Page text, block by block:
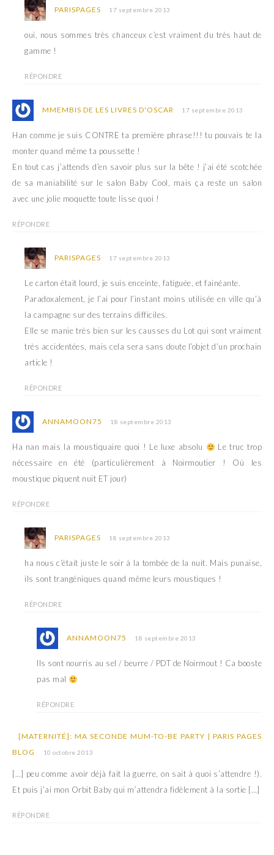
PARISPAGES 17 septembre 2013
oui, nous sommes très chanceux c’est vraiment du très haut de
gamme !
RÉPONDRE
MMEMBIS DE LES LIVRES D'OSCAR 17 septembre 2013
Han comme je suis CONTRE ta première phrase!!! tu pouvais te la
monter quand même ta poussette !
En tout cas j’attends d’en savoir plus sur la bête ! j’ai été scotchée
de sa maniabilité sur le salon Baby Cool, mais ça reste un salon
avec une jolie moquette toute lisse quoi !
RÉPONDRE
PARISPAGES 17 septembre 2013
Le carton était lourd, je suis enceinte, fatiguée, et fainéante.
Paradoxalement, je l’ai pour l’instant moins utilisée en ville qu’à
la campagne sur des terrains difficiles.
Elle se manie très bien sur les causses du Lot qui sont vraiment
très accidentées, mais cela sera sans doute l’objet d’un prochain
article !
RÉPONDRE
ANNAMOON75 18 septembre 2013
Ha nan mais la moustiquaire quoi ! Le luxe absolu
Le truc trop
nécessaire en été (particulièrement à Noirmoutier ! Où les
moustique piquent nuit ET jour)
RÉPONDRE
PARISPAGES 18 septembre 2013
ha nous c’était juste le soir à la tombée de la nuit. Mais punaise,
ils sont trangéniques quand même leurs moustiques !
RÉPONDRE
ANNAMOON75 18 septembre 2013
Ils sont nourris au sel / beurre / PDT de Noirmout ! Ca booste
pas mal
RÉPONDRE
[MATERNITÉ]: MA SECONDE MUM-TO-BE PARTY | PARIS PAGES
BLOG
10 octobre 2013
[…] peu comme avoir déjà fait la guerre, on sait à quoi s’attendre !).
Et puis j’ai mon Orbit Baby qui m’attendra fidèlement à la sortie […]
RÉPONDRE